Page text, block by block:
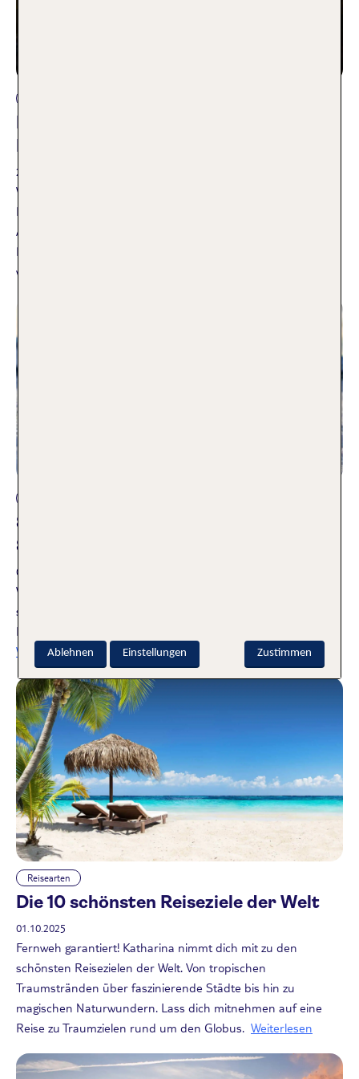
FKK-Wandern: Fühl dich frei! Mit
Regeln
20.10.2025
Wer sich gerne nackt bewegen will, begeht einen Tabubruch.
Doch der lohnt sich beim Wandern erst recht, denn im
Adamskostüm spürt man die Natur viel intensiver. Wenn du
Dinge wie den richtigen Rucksack und Wanderweg kennst,
wird das Abenteuer unvergesslich gut.
Skigebiete Polen – Die TOP 6
Skigebiete
02.10.2025
Wenn der langersehnte Wintersport wieder los geht, stellt
sich auch immer wieder die Frage: Wo am besten Skifahren?
Heute stellen wir euch die TOP 6 Skigebiete in Polen vor.
Weiterlesen
Reisearten
Die 10 schönsten Reiseziele der Welt
01.10.2025
Fernweh garantiert! Katharina nimmt dich mit zu den
schönsten Reisezielen der Welt. Von tropischen
Traumstränden über faszinierende Städte bis hin zu
magischen Naturwundern. Lass dich mitnehmen auf eine
Reise zu Traumzielen rund um den Globus. Weiterlesen
Zustimmen
Ablehnen Einstellungen